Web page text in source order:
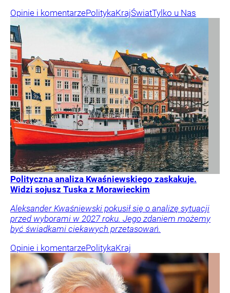
Opinie i komentarzePolitykaKrajŚwiatTylko u Nas
Polityczna analiza Kwaśniewskiego zaskakuje.
Widzi sojusz Tuska z Morawieckim
Aleksander Kwaśniewski pokusił się o analizę sytuacji
przed wyborami w 2027 roku. Jego zdaniem możemy
być świadkami ciekawych przetasowań.
Opinie i komentarzePolitykaKraj